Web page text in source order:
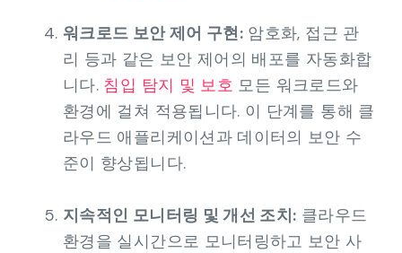
워크로드 보안 제어 구현: 암호화, 접근 관
리 등과 같은 보안 제어의 배포를 자동화합
니다. 침입 탐지 및 보호 모든 워크로드와
환경에 걸쳐 적용됩니다. 이 단계를 통해 클
라우드 애플리케이션과 데이터의 보안 수
준이 향상됩니다.
지속적인 모니터링 및 개선 조치: 클라우드
환경을 실시간으로 모니터링하고 보안 사